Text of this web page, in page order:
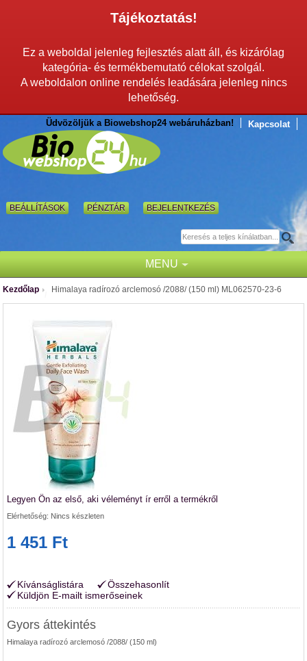
Tájékoztatás!
Ez a weboldal jelenleg fejlesztés alatt áll, és kizárólag
kategória- és termékbemutató célokat szolgál.
A weboldalon online rendelés leadására jelenleg nincs
lehetőség.
Üdvözöljük a Biowebshop24 webáruházban! Kapcsolat
BEÁLLÍTÁSOK PÉNZTÁR BEJELENTKEZÉS
MENU
Kezdőlap Himalaya radírozó arclemosó /2088/ (150 ml) ML062570-23-6
Legyen Ön az első, aki véleményt ír erről a termékről
Elérhetőség: Nincs készleten
1 451 Ft
Kívánságlistára
Összehasonlít
Küldjön E-mailt ismerőseinek
Gyors áttekintés
Himalaya radírozó arclemosó /2088/ (150 ml)